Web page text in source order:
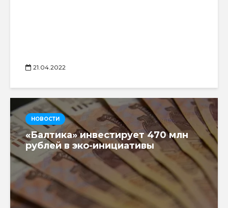
21.04.2022
НОВОСТИ
«Балтика» инвестирует 470 млн
рублей в эко-инициативы